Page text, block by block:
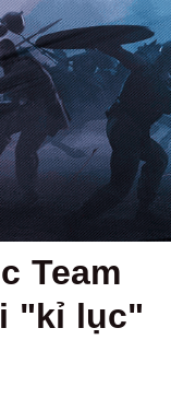
Team
"kỉ lục"